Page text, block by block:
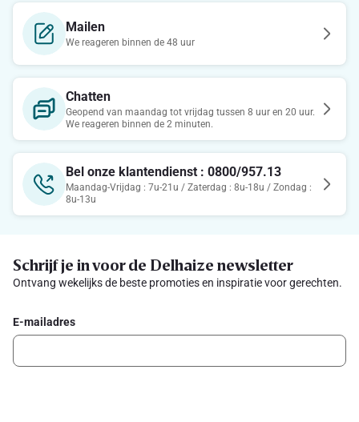
Mailen
We reageren binnen de 48 uur
Chatten
Geopend van maandag tot vrijdag tussen 8 uur en 20 uur.
We reageren binnen de 2 minuten.
Bel onze klantendienst : 0800/957.13
Maandag-Vrijdag : 7u-21u / Zaterdag : 8u-18u / Zondag :
8u-13u
Schrijf je in voor de Delhaize newsletter
Ontvang wekelijks de beste promoties en inspiratie voor gerechten.
E-mailadres